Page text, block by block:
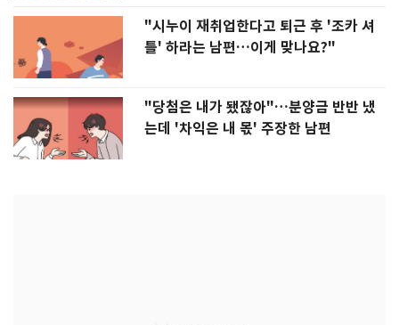
"시누이 재취업한다고 퇴근 후 '조카 셔
틀' 하라는 남편…이게 맞나요?"
"당첨은 내가 됐잖아"…분양금 반반 냈
는데 '차익은 내 몫' 주장한 남편